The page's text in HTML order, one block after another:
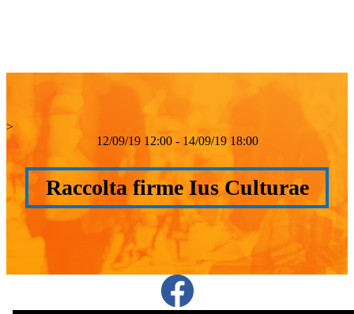
>
12/09/19 12:00 - 14/09/19 18:00
Raccolta firme Ius Culturae